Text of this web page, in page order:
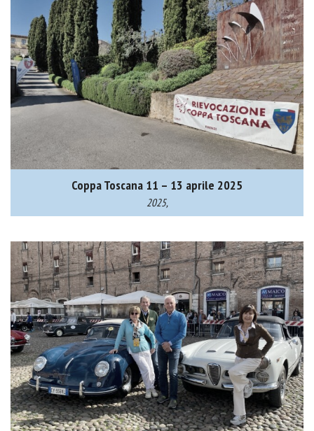
Coppa Toscana 11 – 13 aprile 2025
2025,